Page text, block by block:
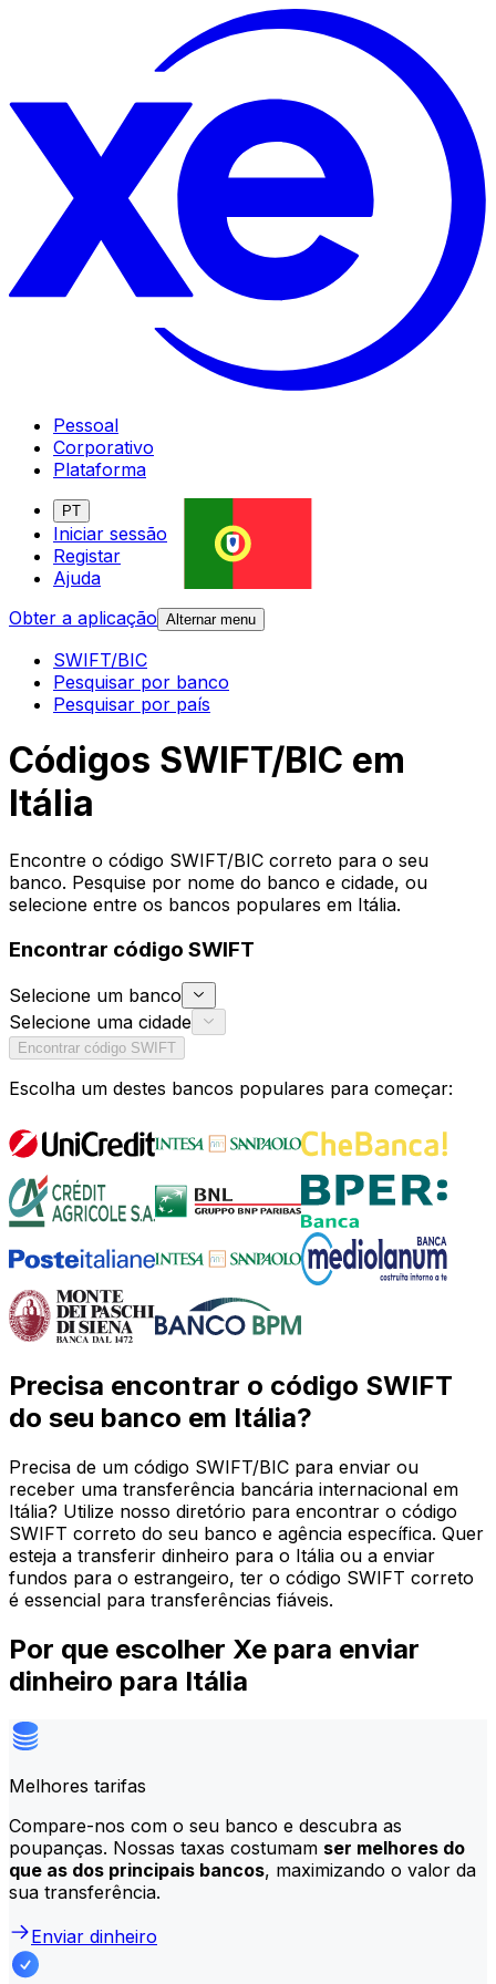
Pessoal
Corporativo
Plataforma
PT
Iniciar sessão
Registar
Ajuda
Obter a aplicação Alternar menu
SWIFT/BIC
Pesquisar por banco
Pesquisar por país
Códigos SWIFT/BIC em
Itália
Encontre o código SWIFT/BIC correto para o seu
banco. Pesquise por nome do banco e cidade, ou
selecione entre os bancos populares em Itália.
Encontrar código SWIFT
Selecione um banco
Selecione uma cidade
Encontrar código SWIFT
Escolha um destes bancos populares para começar:
Precisa encontrar o código SWIFT
do seu banco em Itália?
Precisa de um código SWIFT/BIC para enviar ou
receber uma transferência bancária internacional em
Itália? Utilize nosso diretório para encontrar o código
SWIFT correto do seu banco e agência específica. Quer
esteja a transferir dinheiro para o Itália ou a enviar
fundos para o estrangeiro, ter o código SWIFT correto
é essencial para transferências fiáveis.
Por que escolher Xe para enviar
dinheiro para Itália
Melhores tarifas
Compare-nos com o seu banco e descubra as
poupanças. Nossas taxas costumam ser melhores do
que as dos principais bancos, maximizando o valor da
sua transferência.
Enviar dinheiro